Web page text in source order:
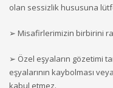
olan sessizlik hususuna
➢ Misafirlerimizin birbirini
➢ Özel eşyaların gözetimi
eşyalarının kaybolması
kabul etmez.